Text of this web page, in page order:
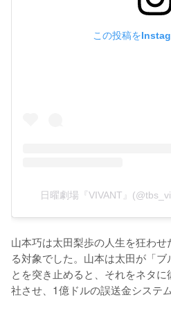
この投稿を
日曜劇場『VIVANT』
山本巧は太田梨歩の人生を狂わ
る対象でした。山本は太田が「
とを突き止めると、それをネタ
社させ、1億ドルの誤送金システ